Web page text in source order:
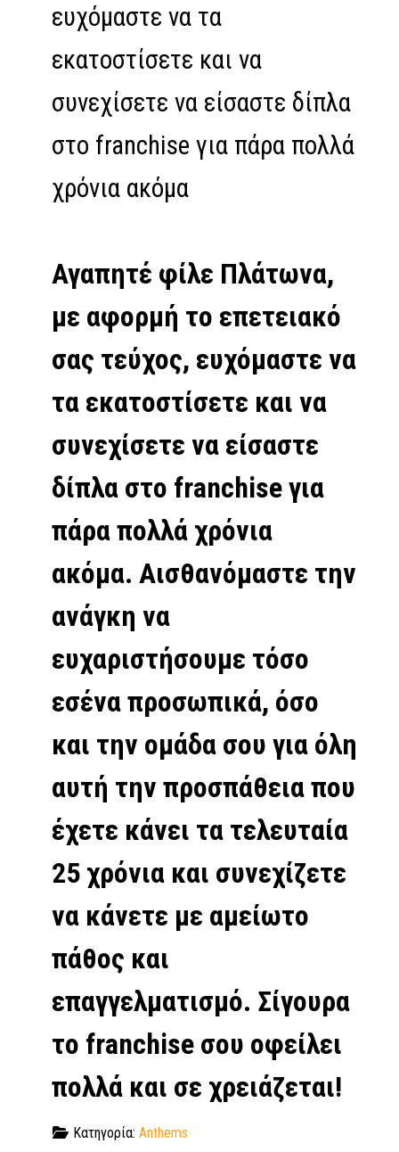
ευχόμαστε να τα
εκατοστίσετε και να
συνεχίσετε να είσαστε δίπλα
στο franchise για πάρα πολλά
χρόνια ακόμα
Αγαπητέ φίλε Πλάτωνα,
με αφορμή το επετειακό
σας τεύχος, ευχόμαστε να
τα εκατοστίσετε και να
συνεχίσετε να είσαστε
δίπλα στο franchise για
πάρα πολλά χρόνια
ακόμα. Αισθανόμαστε την
ανάγκη να
ευχαριστήσουμε τόσο
εσένα προσωπικά, όσο
και την ομάδα σου για όλη
αυτή την προσπάθεια που
έχετε κάνει τα τελευταία
25 χρόνια και συνεχίζετε
να κάνετε με αμείωτο
πάθος και
επαγγελματισμό. Σίγουρα
το franchise σου οφείλει
πολλά και σε χρειάζεται!
Κατηγορία: Anthems